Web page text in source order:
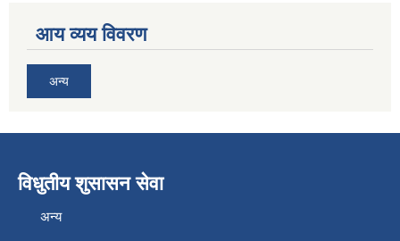
आय व्यय विवरण
अन्य
विधुतीय शुसासन सेवा
अन्य